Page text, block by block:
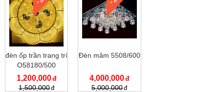
đèn ốp trần trang trí
O58180/500
1,200,000
1,500,000
Đèn mâm 5508/600
4,000,000
5,000,000